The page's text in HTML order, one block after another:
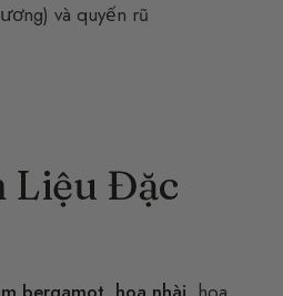
và quyến rũ
Liệu Đặc